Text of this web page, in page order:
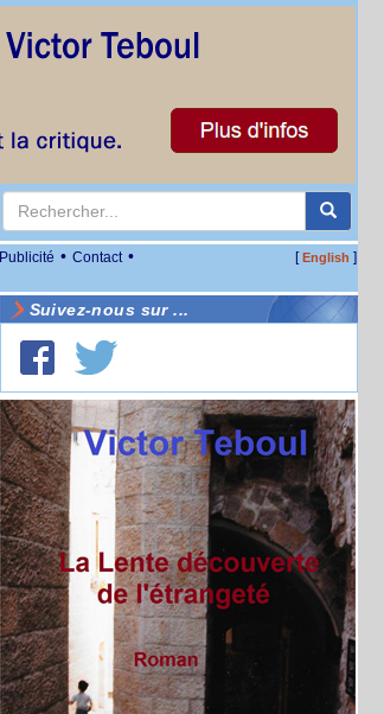
Publicité • Contact • [English ]
Suivez-nous sur ...